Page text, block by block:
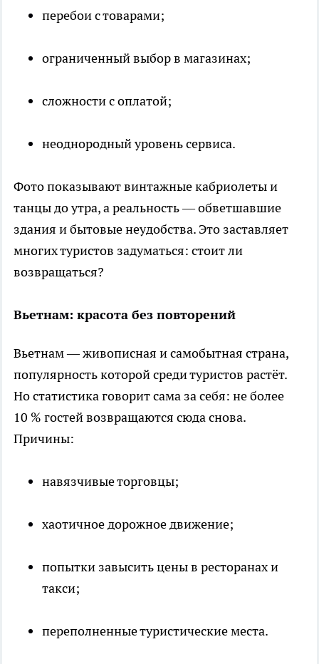
перебои с товарами;
ограниченный выбор в магазинах;
сложности с оплатой;
неоднородный уровень сервиса.
Фото показывают винтажные кабриолеты и
танцы до утра, а реальность — обветшавшие
здания и бытовые неудобства. Это заставляет
многих туристов задуматься: стоит ли
возвращаться?
Вьетнам: красота без повторений
Вьетнам — живописная и самобытная страна,
популярность которой среди туристов растёт.
Но статистика говорит сама за себя: не более
10 % гостей возвращаются сюда снова.
Причины:
навязчивые торговцы;
хаотичное дорожное движение;
попытки завысить цены в ресторанах и
такси;
переполненные туристические места.